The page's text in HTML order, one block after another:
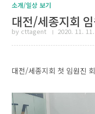
소개/일상 보기
대전/세종지회
by cttagent 2020. 11. 11.
대전/세종지회 첫 임원진